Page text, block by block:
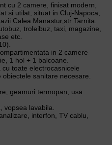
cu 2 camere, finisat modern,
si utilat, situat in Cluj-Napoca,
Calea Manastur,str Tarnita.
troleibuz, taxi, magazine,
etc.
in 2 camere
1 hol + 1 balcoane.
toate electrocasnicele
sanitare necesare.
geamuri termopan, usa
vopsea lavabila.
interfon, TV cablu,